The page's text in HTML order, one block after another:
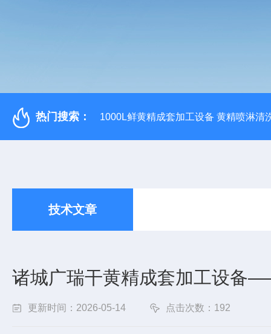
热门搜索： 1000L鲜黄精成套加工设备 黄精喷淋清
技术文章
诸城广瑞干黄精成套加工设备
更新时间：2026-05-14 点击次数：192